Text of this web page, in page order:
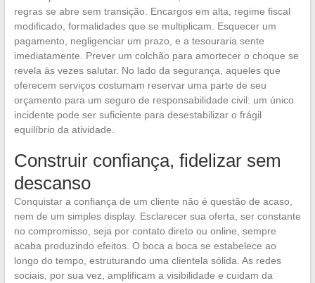
regras se abre sem transição. Encargos em alta, regime fiscal
modificado, formalidades que se multiplicam. Esquecer um
pagamento, negligenciar um prazo, e a tesouraria sente
imediatamente. Prever um colchão para amortecer o choque se
revela às vezes salutar. No lado da segurança, aqueles que
oferecem serviços costumam reservar uma parte de seu
orçamento para um seguro de responsabilidade civil: um único
incidente pode ser suficiente para desestabilizar o frágil
equilíbrio da atividade.
Construir confiança, fidelizar sem
descanso
Conquistar a confiança de um cliente não é questão de acaso,
nem de um simples display. Esclarecer sua oferta, ser constante
no compromisso, seja por contato direto ou online, sempre
acaba produzindo efeitos. O boca a boca se estabelece ao
longo do tempo, estruturando uma clientela sólida. As redes
sociais, por sua vez, amplificam a visibilidade e cuidam da